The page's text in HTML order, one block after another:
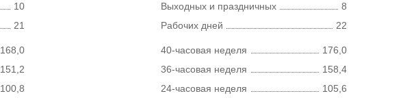
10
21
168,0
151,2
100,8
Выходных и праздничных
8
Рабочих дней
22
40-часовая неделя
176,0
36-часовая неделя
158,4
24-часовая неделя
105,6